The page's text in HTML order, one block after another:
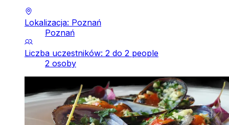
Lokalizacja: Poznań
Poznań
Liczba uczestników: 2 do 2 people
2 osoby